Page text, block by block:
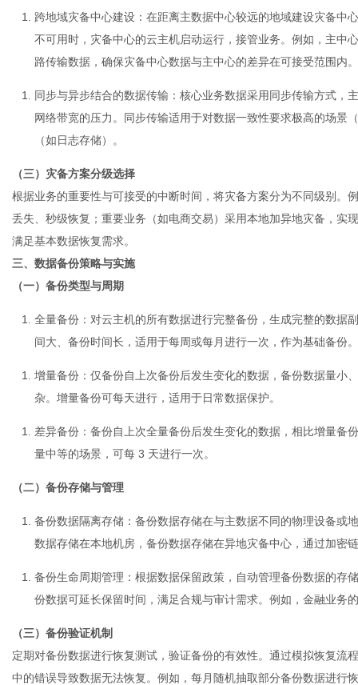
跨地域灾备中心建设 ：在距离主数据中心较远的地域建设灾备中
不可用时，灾备中心的云主机启动运行，接管业务。例如，主中
路传输数据，确保灾备中心数据与主中心的差异在可接受范围内。
同步与异步结合的数据传输 ：核心业务数据采用同步传输方式，
网络带宽的压力。同步传输适用于对数据一致性要求极高的场景
（如日志存储）。
（三）灾备方案分级选择
根据业务的重要性与可接受的中断时间，将灾备方案分为不同级别。
丢失、秒级恢复；重要业务（如电商交易）采用本地加异地灾备，实
满足基本数据恢复需求。
三、数据备份策略与实施
（一）备份类型与周期
全量备份 ：对云主机的所有数据进行完整备份，生成完整的数据
间大、备份时间长，适用于每周或每月进行一次，作为基础备份。
增量备份 ：仅备份自上次备份后发生变化的数据，备份数据量
杂。增量备份可每天进行，适用于日常数据保护。
差异备份 ：备份自上次全量备份后发生变化的数据，相比增量
量中等的场景，可每 3 天进行一次。
（二）备份存储与管理
备份数据隔离存储 ：备份数据存储在与主数据不同的物理设备或
数据存储在本地机房，备份数据存储在异地灾备中心，通过加密
备份生命周期管理 ：根据数据保留政策，自动管理备份数据的存
份数据可延长保留时间，满足合规与审计需求。例如，金融业务
（三）备份验证机制
定期对备份数据进行恢复测试，验证备份的有效性。通过模拟恢复流
中的错误导致数据无法恢复。例如，每月随机抽取部分备份数据进行